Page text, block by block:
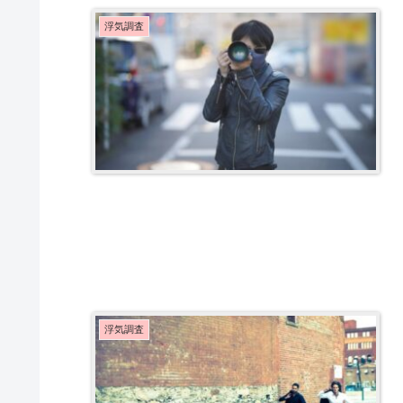
浮気調査
浮気調査